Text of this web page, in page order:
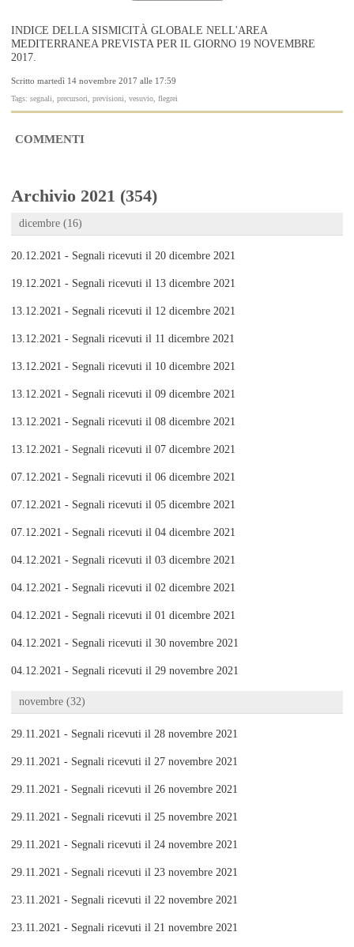
INDICE DELLA SISMICITÀ GLOBALE NELL'AREA
MEDITERRANEA PREVISTA PER IL GIORNO 19 NOVEMBRE
2017.
Scritto martedì 14 novembre 2017 alle 17:59
Tags: segnali, precursori, previsioni, vesuvio, flegrei
COMMENTI
Archivio 2021 (354)
dicembre (16)
20.12.2021 - Segnali ricevuti il 20 dicembre 2021
19.12.2021 - Segnali ricevuti il 13 dicembre 2021
13.12.2021 - Segnali ricevuti il 12 dicembre 2021
13.12.2021 - Segnali ricevuti il 11 dicembre 2021
13.12.2021 - Segnali ricevuti il 10 dicembre 2021
13.12.2021 - Segnali ricevuti il 09 dicembre 2021
13.12.2021 - Segnali ricevuti il 08 dicembre 2021
13.12.2021 - Segnali ricevuti il 07 dicembre 2021
07.12.2021 - Segnali ricevuti il 06 dicembre 2021
07.12.2021 - Segnali ricevuti il 05 dicembre 2021
07.12.2021 - Segnali ricevuti il 04 dicembre 2021
04.12.2021 - Segnali ricevuti il 03 dicembre 2021
04.12.2021 - Segnali ricevuti il 02 dicembre 2021
04.12.2021 - Segnali ricevuti il 01 dicembre 2021
04.12.2021 - Segnali ricevuti il 30 novembre 2021
04.12.2021 - Segnali ricevuti il 29 novembre 2021
novembre (32)
29.11.2021 - Segnali ricevuti il 28 novembre 2021
29.11.2021 - Segnali ricevuti il 27 novembre 2021
29.11.2021 - Segnali ricevuti il 26 novembre 2021
29.11.2021 - Segnali ricevuti il 25 novembre 2021
29.11.2021 - Segnali ricevuti il 24 novembre 2021
29.11.2021 - Segnali ricevuti il 23 novembre 2021
23.11.2021 - Segnali ricevuti il 22 novembre 2021
23.11.2021 - Segnali ricevuti il 21 novembre 2021